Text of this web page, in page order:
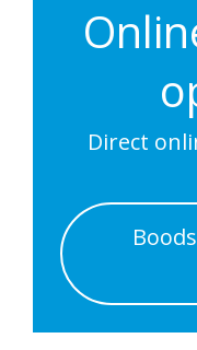
Godebaldkwartier
Utrecht 3511DP
0.6 km
Albert Heijn
Nachtegaalstraat
Utrecht 3581AD
0.7 km
Routebeschrijving
Direct